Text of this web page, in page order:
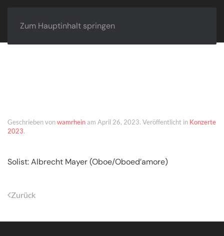
Zum Hauptinhalt springen
Geschrieben vonwamrheinam April 26, 2023. Veröffentlicht in Konzerte
2023.
Solist: Albrecht Mayer (Oboe/Oboed’amore)
Zurück